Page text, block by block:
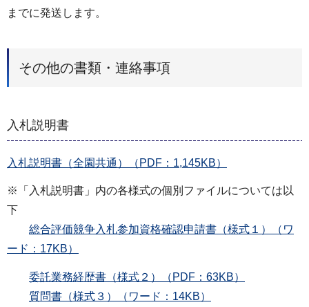
までに発送します。
その他の書類・連絡事項
入札説明書
入札説明書（全園共通）（PDF：1,145KB）
※「入札説明書」内の各様式の個別ファイルについては以
下
総合評価競争入札参加資格確認申請書（様式１）（ワ
ード：17KB）
委託業務経歴書（様式２）（PDF：63KB）
質問書（様式３）（ワード：14KB）